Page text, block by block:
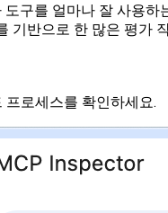
도구를 얼마나 잘 사용하
기반으로 한 많은 평가
프로세스를 확인하세요.